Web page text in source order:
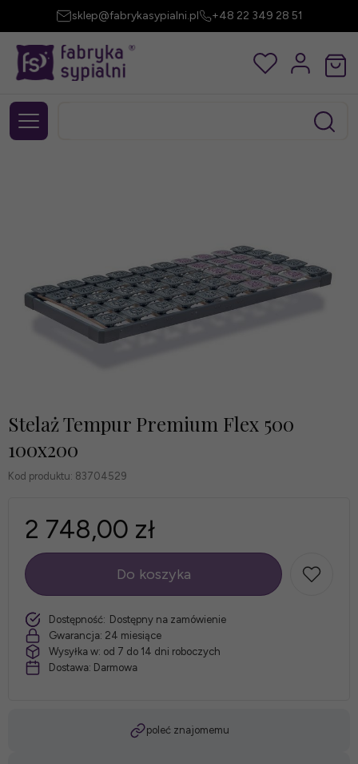
sklep@fabrykasypialni.pl +48 22 349 28 51
Stelaż Tempur Premium Flex 500
100x200
Kod produktu: 83704529
2 748,00 zł
szt.
Do koszyka
Dostępność: Dostępny na zamówienie
Gwarancja: 24 miesiące
Wysyłka w: od 7 do 14 dni roboczych
Dostawa: Darmowa
poleć znajomemu